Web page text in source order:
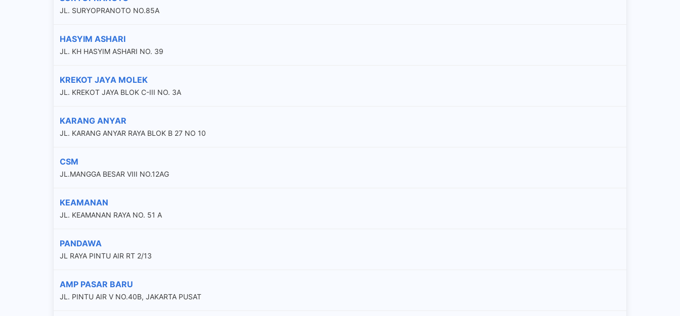
JL. SURYOPRANOTO NO.85A
HASYIM ASHARI
JL. KH HASYIM ASHARI NO. 39
KREKOT JAYA MOLEK
JL. KREKOT JAYA BLOK C-III NO. 3A
KARANG ANYAR
JL. KARANG ANYAR RAYA BLOK B 27 NO 10
CSM
JL.MANGGA BESAR VIII NO.12AG
KEAMANAN
JL. KEAMANAN RAYA NO. 51 A
PANDAWA
JL RAYA PINTU AIR RT 2/13
AMP PASAR BARU
JL. PINTU AIR V NO.40B, JAKARTA PUSAT